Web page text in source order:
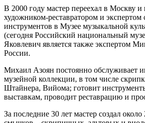
В 2000 году мастер переехал в Москву и
художником-реставратором и экспертом
инструментов в Музее музыкальной
(сегодня Российский национальный
Яковлевич является также экспертом
России.
Михаил Азоян постоянно обслуживает
музейной коллекции, в том числе
Штайнера, Вийома; готовит
выставкам, проводит реставрацию и
За последние 30 лет мастер создал